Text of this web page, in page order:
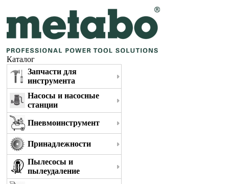
Каталог
Запчасти для
инструмента
Насосы и насосные
станции
Пневмоинструмент
Принадлежности
Пылесосы и
пылеудаление